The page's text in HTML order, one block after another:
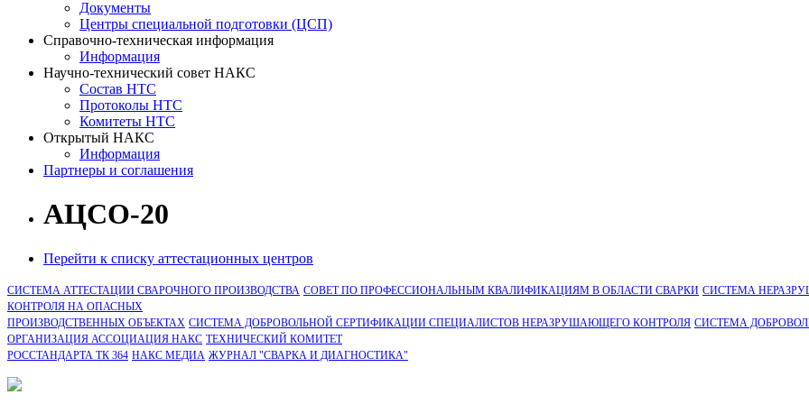
Документы
Центры специальной подготовки (ЦСП)
Справочно-техническая информация
Информация
Научно-технический совет НАКС
Состав НТС
Протоколы НТС
Комитеты НТС
Открытый НАКС
Информация
Партнеры и соглашения
АЦСО-20
Перейти к списку аттестационных центров
СИСТЕМА АТТЕСТАЦИИ СВАРОЧНОГО ПРОИЗВОДСТВА СОВЕТ ПО ПРОФЕССИОНАЛЬНЫМ КВАЛИФИКАЦИЯМ В ОБЛАСТИ СВАРКИ СИСТЕМА
КОНТРОЛЯ НА ОПАСНЫХ
ПРОИЗВОДСТВЕННЫХ ОБЪЕКТАХ СИСТЕМА ДОБРОВОЛЬНОЙ СЕРТИФИКАЦИИ СПЕЦИАЛИСТОВ НЕРАЗРУШАЮЩЕГО КОНТРОЛЯ СИСТЕМА
ОРГАНИЗАЦИЯ АССОЦИАЦИЯ НАКС ТЕХНИЧЕСКИЙ КОМИТЕТ
РОССТАНДАРТА ТК 364 НАКС МЕДИА ЖУРНАЛ "СВАРКА И ДИАГНОСТИКА"